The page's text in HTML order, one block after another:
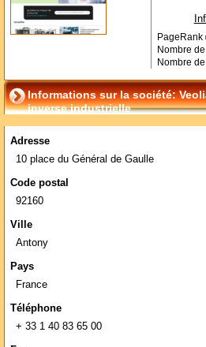
PageRank
Nombre
Nombre
Informations sur la société:
inverse industrielle
Adresse
10 place du Général de Gaulle
Code postal
92160
Ville
Antony
Pays
France
Téléphone
+ 33 1 40 83 65 00